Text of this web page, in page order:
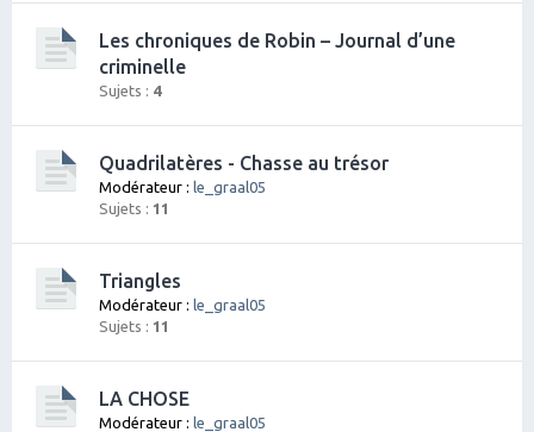
Les chroniques de Robin – Journal d’une
criminelle
Sujets : 4
Quadrilatères - Chasse au trésor
Modérateur : le_graal05
Sujets : 11
Triangles
Modérateur : le_graal05
Sujets : 11
LA CHOSE
Modérateur : le_graal05